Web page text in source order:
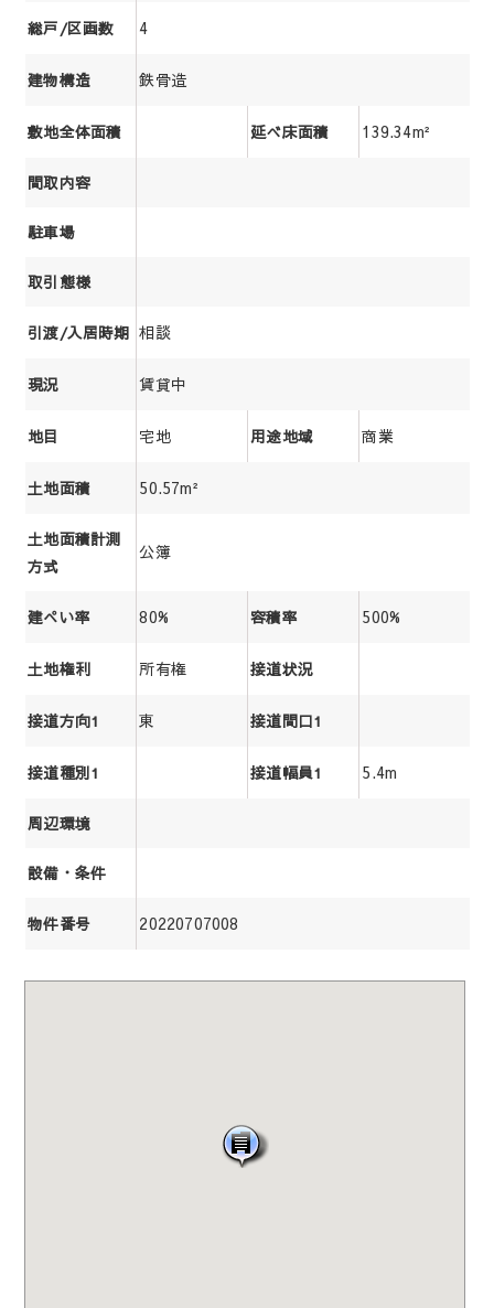
総戸/区画数 4
建物構造 鉄骨造
敷地全体面積 延べ床面積 139.34m²
間取内容
駐車場
取引態様
引渡/入居時期 相談
現況 賃貸中
地目 宅地 用途地域 商業
土地面積 50.57m²
土地面積計測
方式
公簿
建ぺい率 80% 容積率 500%
土地権利 所有権 接道状況
接道方向1 東 接道間口1
接道種別1 接道幅員1 5.4m
周辺環境
設備・条件
物件番号 20220707008